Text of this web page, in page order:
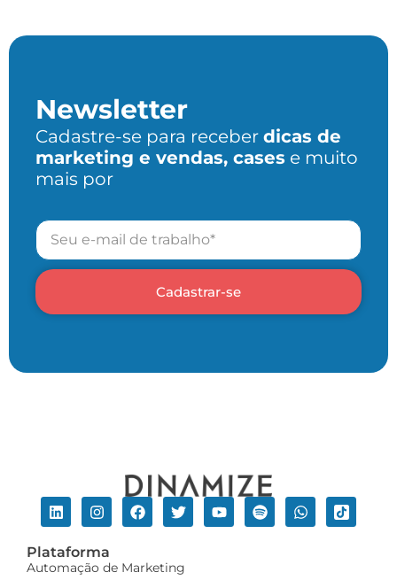
Newsletter
Cadastre-se para receber dicas de
marketing e vendas, cases e muito
mais por
Cadastrar-se
Plataforma
Automação de Marketing